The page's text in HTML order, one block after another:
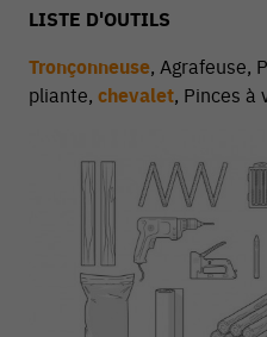
LISTE D'OUTILS
Tronçonneuse, Agrafeuse,
pliante, chevalet, Pinces à